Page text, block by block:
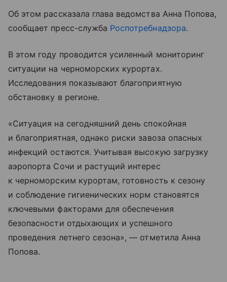
Об этом рассказала глава ведомства Анна Попова,
сообщает пресс-служба Роспотребнадзора.
В этом году проводится усиленный мониторинг
ситуации на черноморских курортах.
Исследования показывают благоприятную
обстановку в регионе.
«Ситуация на сегодняшний день спокойная
и благоприятная, однако риски завоза опасных
инфекций остаются. Учитывая высокую загрузку
аэропорта Сочи и растущий интерес
к черноморским курортам, готовность к сезону
и соблюдение гигиенических норм становятся
ключевыми факторами для обеспечения
безопасности отдыхающих и успешного
проведения летнего сезона», — отметила Анна
Попова.